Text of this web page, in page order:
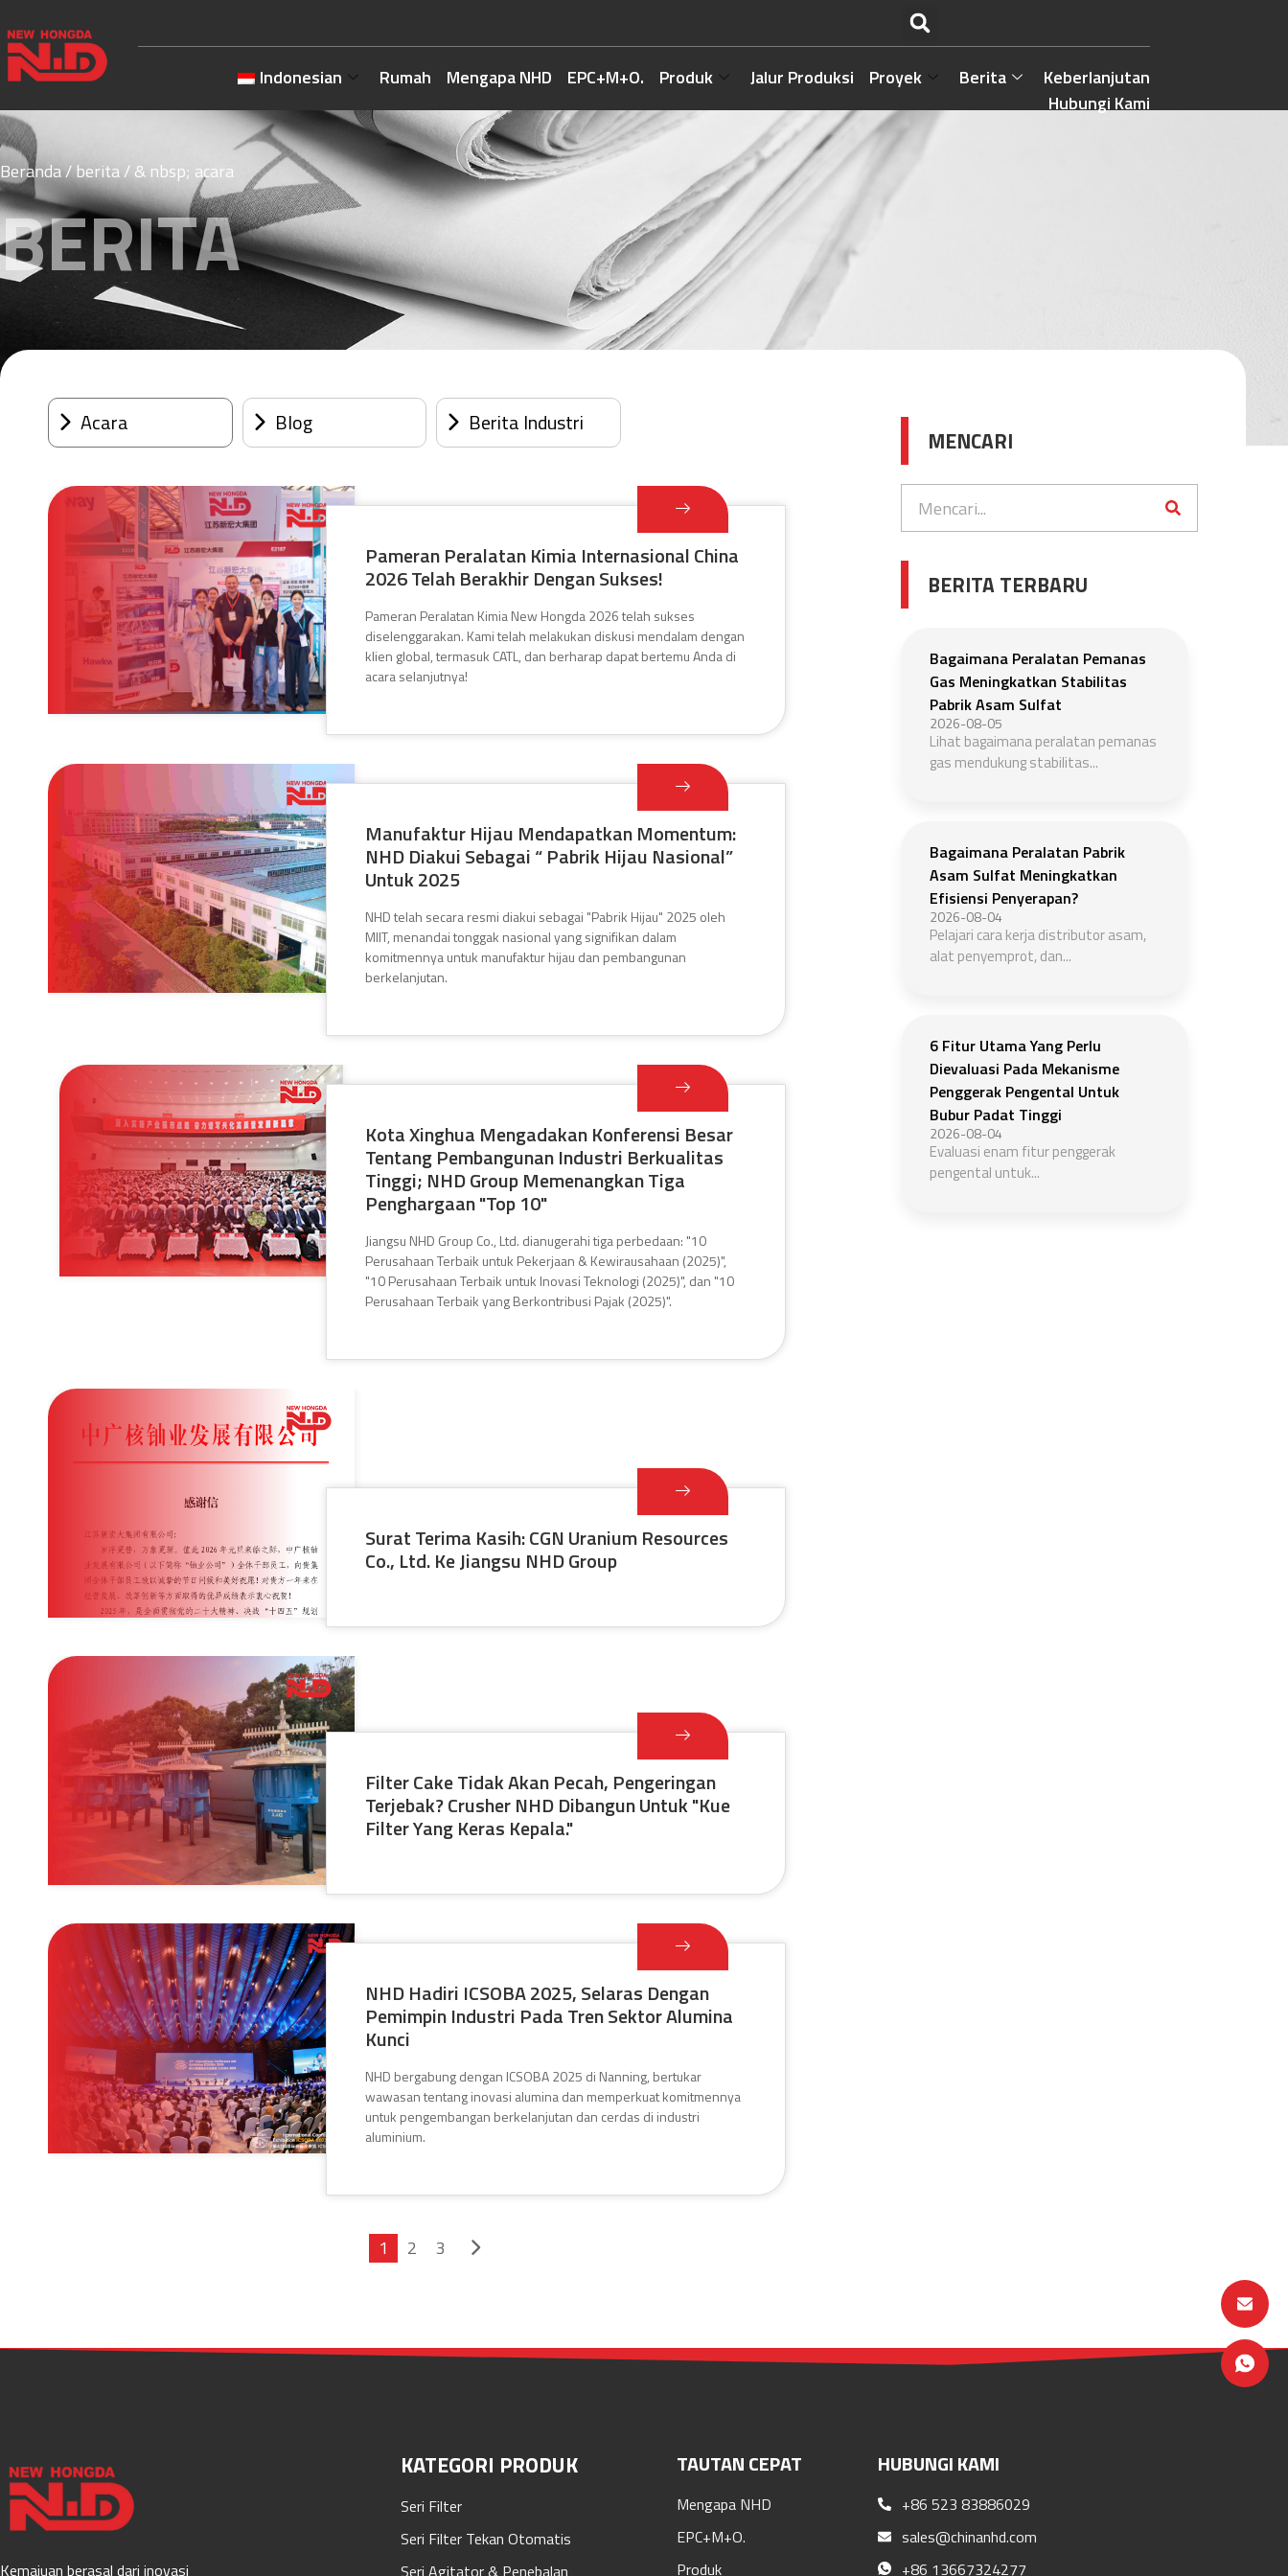
Indonesian Rumah Mengapa NHD EPC+M+O. Produk Jalur Produksi Proyek Berita
Keberlanjutan
Hubungi Kami
Beranda/berita/ & nbsp; acara
BERITA
Acara Blog Berita Industri
Pameran Peralatan Kimia Internasional China
2026 Telah Berakhir Dengan Sukses!
Pameran Peralatan Kimia New Hongda 2026 telah sukses
diselenggarakan. Kami telah melakukan diskusi mendalam dengan
klien global, termasuk CATL, dan berharap dapat bertemu Anda di
acara selanjutnya!
Manufaktur Hijau Mendapatkan Momentum:
NHD Diakui Sebagai “ Pabrik Hijau Nasional”
Untuk 2025
NHD telah secara resmi diakui sebagai "Pabrik Hijau" 2025 oleh
MIIT, menandai tonggak nasional yang signifikan dalam
komitmennya untuk manufaktur hijau dan pembangunan
berkelanjutan.
Kota Xinghua Mengadakan Konferensi Besar
Tentang Pembangunan Industri Berkualitas
Tinggi; NHD Group Memenangkan Tiga
Penghargaan "Top 10"
Jiangsu NHD Group Co., Ltd. dianugerahi tiga perbedaan: "10
Perusahaan Terbaik untuk Pekerjaan & Kewirausahaan (2025)",
"10 Perusahaan Terbaik untuk Inovasi Teknologi (2025)", dan "10
Perusahaan Terbaik yang Berkontribusi Pajak (2025)".
Surat Terima Kasih: CGN Uranium Resources
Co., Ltd. Ke Jiangsu NHD Group
Filter Cake Tidak Akan Pecah, Pengeringan
Terjebak? Crusher NHD Dibangun Untuk "Kue
Filter Yang Keras Kepala."
NHD Hadiri ICSOBA 2025, Selaras Dengan
Pemimpin Industri Pada Tren Sektor Alumina
Kunci
NHD bergabung dengan ICSOBA 2025 di Nanning, bertukar
wawasan tentang inovasi alumina dan memperkuat komitmennya
untuk pengembangan berkelanjutan dan cerdas di industri
aluminium.
1 2 3
MENCARI
BERITA TERBARU
Bagaimana Peralatan Pemanas
Gas Meningkatkan Stabilitas
Pabrik Asam Sulfat
2026-08-05
Lihat bagaimana peralatan pemanas
gas mendukung stabilitas...
Bagaimana Peralatan Pabrik
Asam Sulfat Meningkatkan
Efisiensi Penyerapan?
2026-08-04
Pelajari cara kerja distributor asam,
alat penyemprot, dan...
6 Fitur Utama Yang Perlu
Dievaluasi Pada Mekanisme
Penggerak Pengental Untuk
Bubur Padat Tinggi
2026-08-04
Evaluasi enam fitur penggerak
pengental untuk...
Kemajuan berasal dari inovasi
KATEGORI PRODUK
Seri Filter
Seri Filter Tekan Otomatis
Seri Agitator & Penebalan
TAUTAN CEPAT
Mengapa NHD
EPC+M+O.
Produk
HUBUNGI KAMI
+86 523 83886029
sales@chinanhd.com
+86 13667324277